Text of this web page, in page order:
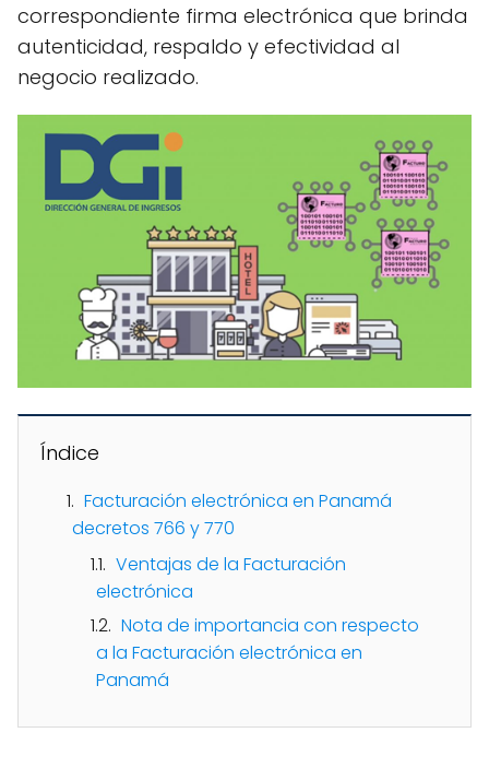
correspondiente firma electrónica que brinda
autenticidad, respaldo y efectividad al
negocio realizado.
Índice
Facturación electrónica en Panamá
decretos 766 y 770
Ventajas de la Facturación
electrónica
Nota de importancia con respecto
a la Facturación electrónica en
Panamá